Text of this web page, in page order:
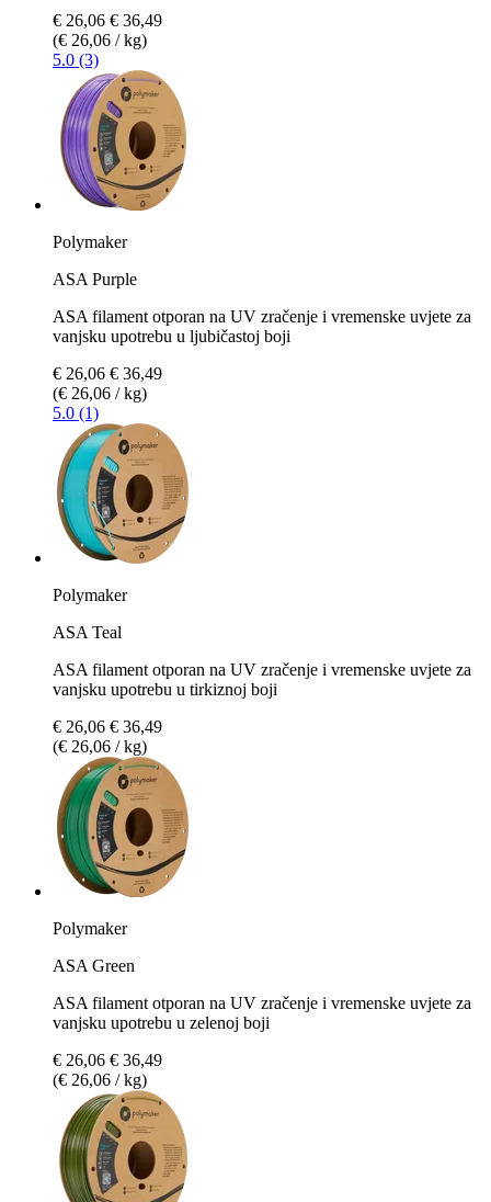
€ 26,06 € 36,49
(€ 26,06 / kg)
5.0 (3)
Polymaker
ASA Purple
ASA filament otporan na UV zračenje i vremenske uvjete za
vanjsku upotrebu u ljubičastoj boji
€ 26,06 € 36,49
(€ 26,06 / kg)
5.0 (1)
Polymaker
ASA Teal
ASA filament otporan na UV zračenje i vremenske uvjete za
vanjsku upotrebu u tirkiznoj boji
€ 26,06 € 36,49
(€ 26,06 / kg)
Polymaker
ASA Green
ASA filament otporan na UV zračenje i vremenske uvjete za
vanjsku upotrebu u zelenoj boji
€ 26,06 € 36,49
(€ 26,06 / kg)